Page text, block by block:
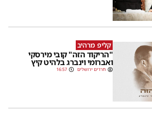
קליפ מרהיב
"הריקוד הזה" קובי מירסקי
ואברומי וינברג בלהיט קיץ
חרדים ירושלים 16:57